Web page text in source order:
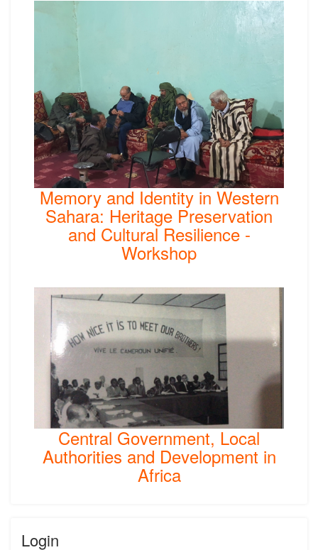
Memory and Identity in Western
Sahara: Heritage Preservation
and Cultural Resilience -
Workshop
Central Government, Local
Authorities and Development in
Africa
Login